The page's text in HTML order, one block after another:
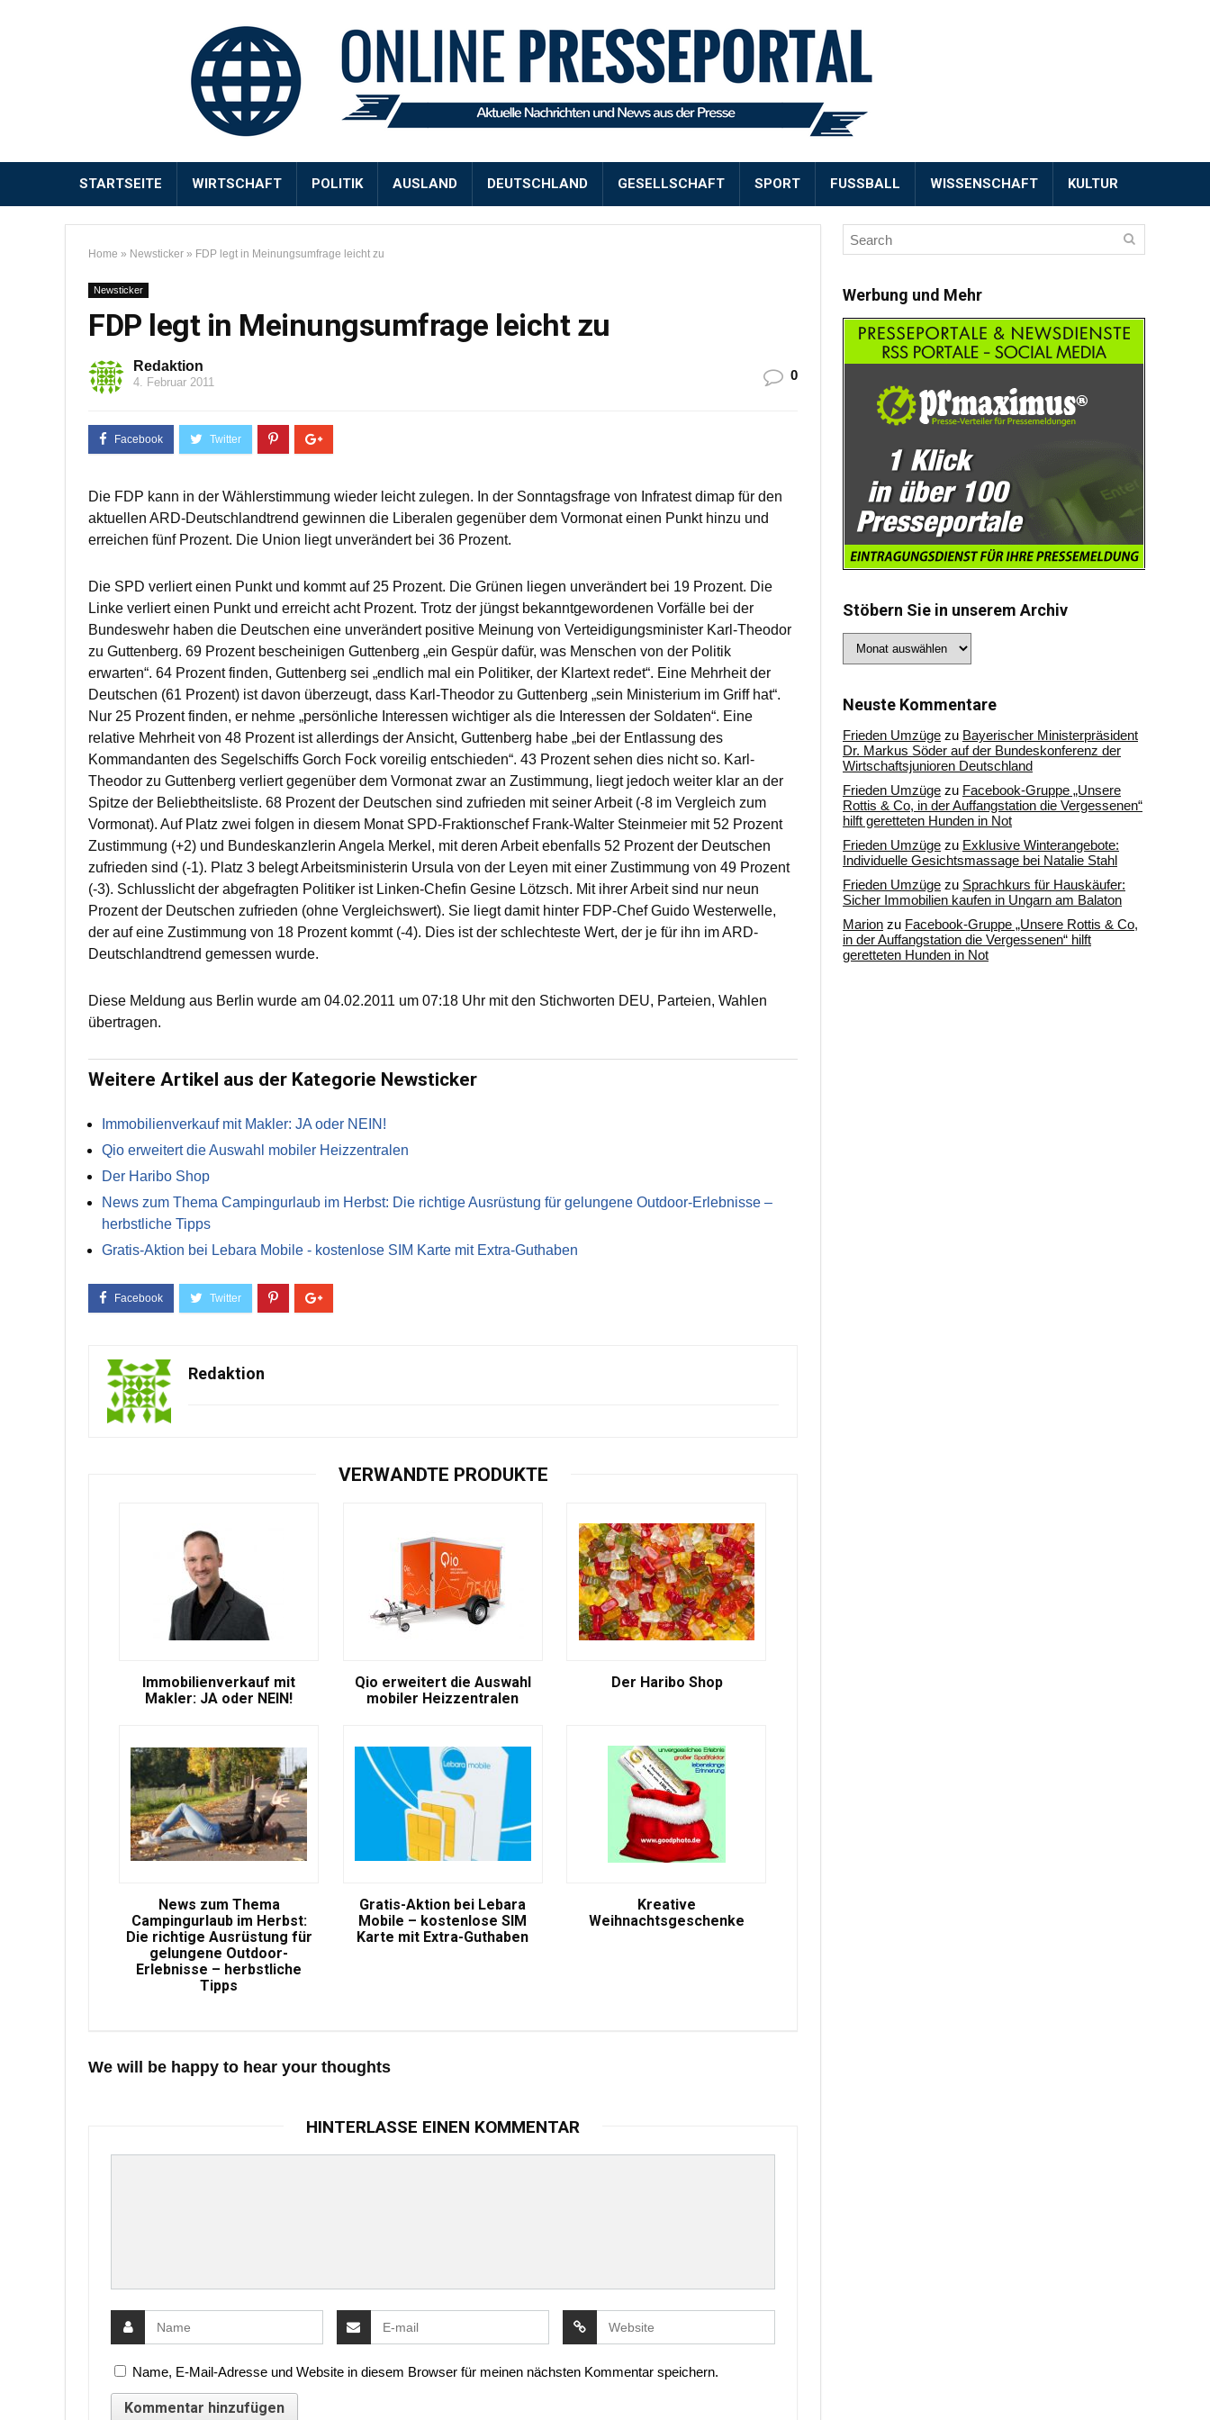
STARTSEITE WIRTSCHAFT POLITIK AUSLAND DEUTSCHLAND GESELLSCHAFT SPORT FUSSBALL WISSENSCHAFT KULTUR
Home » Newsticker » FDP legt in Meinungsumfrage leicht zu
Newsticker
FDP legt in Meinungsumfrage leicht zu
Redaktion
4. Februar 2011 0
Die FDP kann in der Wählerstimmung wieder leicht zulegen. In der Sonntagsfrage von Infratest dimap für den
aktuellen ARD-Deutschlandtrend gewinnen die Liberalen gegenüber dem Vormonat einen Punkt hinzu und
erreichen fünf Prozent. Die Union liegt unverändert bei 36 Prozent.
Die SPD verliert einen Punkt und kommt auf 25 Prozent. Die Grünen liegen unverändert bei 19 Prozent. Die
Linke verliert einen Punkt und erreicht acht Prozent. Trotz der jüngst bekanntgewordenen Vorfälle bei der
Bundeswehr haben die Deutschen eine unverändert positive Meinung von Verteidigungsminister Karl-Theodor
zu Guttenberg. 69 Prozent bescheinigen Guttenberg „ein Gespür dafür, was Menschen von der Politik
erwarten“. 64 Prozent finden, Guttenberg sei „endlich mal ein Politiker, der Klartext redet“. Eine Mehrheit der
Deutschen (61 Prozent) ist davon überzeugt, dass Karl-Theodor zu Guttenberg „sein Ministerium im Griff hat“.
Nur 25 Prozent finden, er nehme „persönliche Interessen wichtiger als die Interessen der Soldaten“. Eine
relative Mehrheit von 48 Prozent ist allerdings der Ansicht, Guttenberg habe „bei der Entlassung des
Kommandanten des Segelschiffs Gorch Fock voreilig entschieden“. 43 Prozent sehen dies nicht so. Karl-
Theodor zu Guttenberg verliert gegenüber dem Vormonat zwar an Zustimmung, liegt jedoch weiter klar an der
Spitze der Beliebtheitsliste. 68 Prozent der Deutschen sind zufrieden mit seiner Arbeit (-8 im Vergleich zum
Vormonat). Auf Platz zwei folgen in diesem Monat SPD-Fraktionschef Frank-Walter Steinmeier mit 52 Prozent
Zustimmung (+2) und Bundeskanzlerin Angela Merkel, mit deren Arbeit ebenfalls 52 Prozent der Deutschen
zufrieden sind (-1). Platz 3 belegt Arbeitsministerin Ursula von der Leyen mit einer Zustimmung von 49 Prozent
(-3). Schlusslicht der abgefragten Politiker ist Linken-Chefin Gesine Lötzsch. Mit ihrer Arbeit sind nur neun
Prozent der Deutschen zufrieden (ohne Vergleichswert). Sie liegt damit hinter FDP-Chef Guido Westerwelle,
der auf eine Zustimmung von 18 Prozent kommt (-4). Dies ist der schlechteste Wert, der je für ihn im ARD-
Deutschlandtrend gemessen wurde.
Diese Meldung aus Berlin wurde am 04.02.2011 um 07:18 Uhr mit den Stichworten DEU, Parteien, Wahlen
übertragen.
Weitere Artikel aus der Kategorie Newsticker
Immobilienverkauf mit Makler: JA oder NEIN!
Qio erweitert die Auswahl mobiler Heizzentralen
Der Haribo Shop
News zum Thema Campingurlaub im Herbst: Die richtige Ausrüstung für gelungene Outdoor-Erlebnisse –
herbstliche Tipps
Gratis-Aktion bei Lebara Mobile - kostenlose SIM Karte mit Extra-Guthaben
Redaktion
VERWANDTE PRODUKTE
Immobilienverkauf mit
Makler: JA oder NEIN!
Qio erweitert die Auswahl
mobiler Heizzentralen
Der Haribo Shop
News zum Thema
Campingurlaub im Herbst:
Die richtige Ausrüstung für
gelungene Outdoor-
Erlebnisse – herbstliche
Tipps
Gratis-Aktion bei Lebara
Mobile – kostenlose SIM
Karte mit Extra-Guthaben
Kreative
Weihnachtsgeschenke
We will be happy to hear your thoughts
HINTERLASSE EINEN KOMMENTAR
Name, E-Mail-Adresse und Website in diesem Browser für meinen nächsten Kommentar speichern.
Werbung und Mehr
Stöbern Sie in unserem Archiv
Sie
Archiv
Neuste Kommentare
Frieden Umzüge zu Bayerischer Ministerpräsident
Dr. Markus Söder auf der Bundeskonferenz der
Wirtschaftsjunioren Deutschland
Frieden Umzüge zu Facebook-Gruppe „Unsere
Rottis & Co, in der Auffangstation die Vergessenen“
hilft geretteten Hunden in Not
Frieden Umzüge zu Exklusive Winterangebote:
Individuelle Gesichtsmassage bei Natalie Stahl
Frieden Umzüge zu Sprachkurs für Hauskäufer:
Sicher Immobilien kaufen in Ungarn am Balaton
Marion zu Facebook-Gruppe „Unsere Rottis & Co,
in der Auffangstation die Vergessenen“ hilft
geretteten Hunden in Not